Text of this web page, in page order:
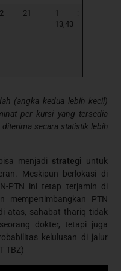
21
1 :
13,43
(angka kedua lebih kecil)
per kursi yang tersedia
secara statistik lebih
menjadi strategi untuk
Meskipun berlokasi di
PTN ini tetap terjamin di
mempertimbangkan PTN
atas, sahabat thariq tidak
dokter, tetapi juga
kelulusan di jalur
TBZ)